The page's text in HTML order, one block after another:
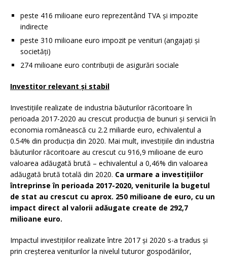
peste 416 milioane euro reprezentând TVA și impozite
indirecte
peste 310 milioane euro impozit pe venituri (angajați și
societăți)
274 milioane euro contribuții de asigurări sociale
Investitor relevant și stabil
Investițiile realizate de industria băuturilor răcoritoare în
perioada 2017-2020 au crescut producția de bunuri și servicii în
economia românească cu 2.2 miliarde euro, echivalentul a
0.54% din producția din 2020. Mai mult, investițiile din industria
băuturilor răcoritoare au crescut cu 916,9 milioane de euro
valoarea adăugată brută – echivalentul a 0,46% din valoarea
adăugată brută totală din 2020. Ca urmare a investițiilor
întreprinse în perioada 2017-2020, veniturile la bugetul
de stat au crescut cu aprox. 250 milioane de euro, cu un
impact direct al valorii adăugate create de 292,7
milioane euro.
Impactul investițiilor realizate între 2017 și 2020 s-a tradus și
prin creșterea veniturilor la nivelul tuturor gospodăriilor,